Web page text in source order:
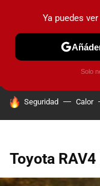
PRUEBAS
HOY SE HABLA DE
Seguridad Calor
Toyota
Ya puedes
Solo